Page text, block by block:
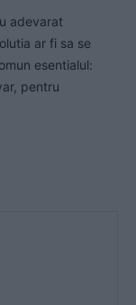
adevarat
ar fi sa se
esentialul:
pentru